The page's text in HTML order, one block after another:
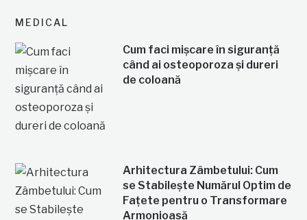
MEDICAL
Cum faci mișcare în siguranță
când ai osteoporoza și dureri
de coloană
Arhitectura Zâmbetului: Cum
se Stabilește Numărul Optim de
Fațete pentru o Transformare
Armonioasă